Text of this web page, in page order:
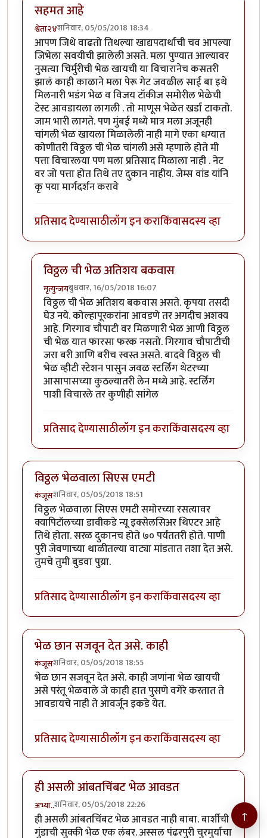
सहमत आहे
श्वेता२४शनिवार, 05/05/2018 18:34
आपण जिथे वाढतो तिथल्या खाद्यपदार्थाची चव आपल्या
जिभेला सवयीची झालेली असते. मला पुण्यात आल्यावर
नुसत्या चिर्मुरीची भेळ खायची या विचारानेच कसतरी
झालं काही काळाने मला पेरू गेट जवळील साई बा इथे
मिलनारी भडंग भेळ व विजय टॉकीज समोरील भेळेची
टेस्ट आवडायला लागली . तो माणूस भेळेत खर्डा टाकतो.
जाम भारी लागते. पण मुंबई मध्ये मात्र मला अजूनही
चांगली भेळ खायला मिळालेली नाही मागे एका धग्यात
कोणीतरी विठ्ठल ची भेळ चांगली असे म्हणाले होते मी
पत्ता विचारलया पण मला प्रतिसाद मिळाला नाही . नेट
वर जो पत्ता होत तिथे तए दुकान नाहीय. जेम्स वांड यांनि
कृ पया मार्गदर्शन करावे
प्रतिसाद देण्यासाठीलॉग इन कराकिंवासदस्य व्हा
विठ्ठल ची भेळ अतिशय बकवास
मृत्युन्जयबुधवार, 16/05/2018 16:07
In reply toसहमत आहेbyश्वेता२४
विठ्ठल ची भेळ अतिशय बकवास असते. कृपया तसदी
घेउ नये. कोल्हापूरकरांना आवडणे तर अगदीच अशक्य
आहे. गिरगाव चौपाटी वर मिळणारी भेळ आणी विठ्ठल
ची भेळ यात फारसा फरक नसतो. गिरगाव चौपाटीची
जरा बरी आणि बरीच स्वस्त असते. बादवे विठ्ठल ची
भेळ व्हीटी स्टेशन पासुन जवळ स्टर्लिंग थेटरच्या
आसापासच्या कुठल्यातरी लेन मध्ये आहे. स्टर्लिंग
पाशी विचारले तर कुणीही सांगेल
प्रतिसाद देण्यासाठीलॉग इन कराकिंवासदस्य व्हा
विठ्ठल भेळवाला सिएस एमटी
कंजूसशनिवार, 05/05/2018 18:51
विठ्ठल भेळवाला सिएस एमटी समोरच्या रसत्यावर
क्यापिटॉलच्या डावीकडे न्यू इक्सेलसिअर थिएटर आहे
तिथे होता. सरळ दुकानच होते ७० पर्यंततरी होते. पाणी
पुरी जेवणाच्या थाळीतल्या वाट्या मांडतात तशा देत असे.
तुमचे तुमी बुडवा पुय्रा.
प्रतिसाद देण्यासाठीलॉग इन कराकिंवासदस्य व्हा
भेळ छान सजवून देत असे. काही
कंजूसशनिवार, 05/05/2018 18:55
भेळ छान सजवून देत असे. काही जणांना भेळ खायची
असे परंतू भेळवाले जे काही हात पुसणे वगेरे करतात ते
आवडायचे नाही ते आवर्जून इकडे येत.
प्रतिसाद देण्यासाठीलॉग इन कराकिंवासदस्य व्हा
ही असली आंबतचिंबट भेळ आवडत
अभ्या..शनिवार, 05/05/2018 22:26
ही असली आंबतचिंबट भेळ आवडत नाही बाबा. बार्शीची
गुंडाची सुक्की भेळ एक लंबर. अस्सल पंढरपुरी चुरमुर्याचा
↑